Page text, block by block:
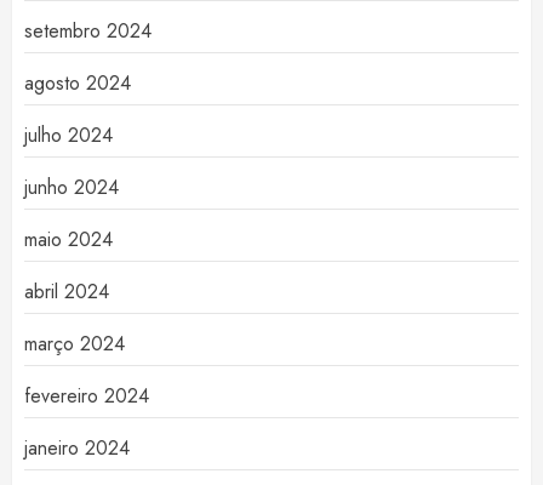
setembro 2024
agosto 2024
julho 2024
junho 2024
maio 2024
abril 2024
março 2024
fevereiro 2024
janeiro 2024